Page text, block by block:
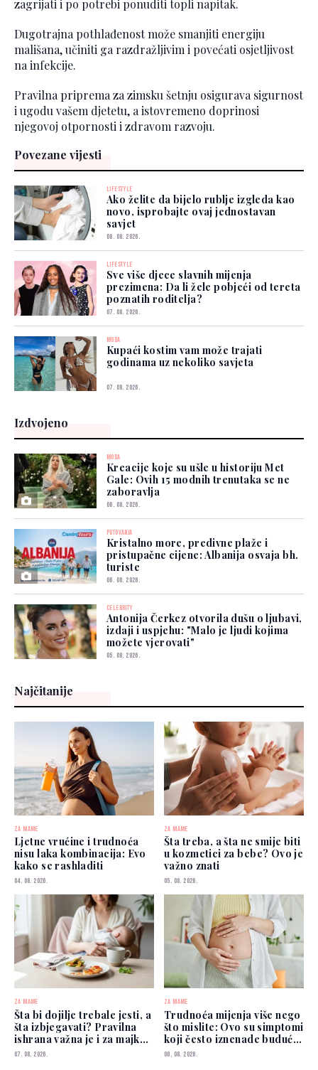
zagrijati i po potrebi ponuditi topli napitak.
Dugotrajna pothlađenost može smanjiti energiju
mališana, učiniti ga razdražljivim i povećati osjetljivost
na infekcije.
Pravilna priprema za zimsku šetnju osigurava sigurnost
i ugodu vašem djetetu, a istovremeno doprinosi
njegovoj otpornosti i zdravom razvoju.
Povezane vijesti
LIFESTYLE
Ako želite da bijelo rublje izgleda kao
novo, isprobajte ovaj jednostavan
savjet
08. 08. 2026.
LIFESTYLE
Sve više djece slavnih mijenja
prezimena: Da li žele pobjeći od tereta
poznatih roditelja?
07. 08. 2026.
MODA
Kupaći kostim vam može trajati
godinama uz nekoliko savjeta
07. 08. 2026.
Izdvojeno
MODA
Kreacije koje su ušle u historiju Met
Gale: Ovih 15 modnih trenutaka se ne
zaboravlja
06. 08. 2026.
PUTOVANJA
Kristalno more, predivne plaže i
pristupačne cijene: Albanija osvaja bh.
turiste
06. 08. 2026.
CELEBRITY
Antonija Čerkez otvorila dušu o ljubavi,
izdaji i uspjehu: "Malo je ljudi kojima
možete vjerovati"
05. 08. 2026.
Najčitanije
ZA MAME
Ljetne vrućine i trudnoća
nisu laka kombinacija: Evo
kako se rashladiti
04. 08. 2026.
ZA MAME
Šta treba, a šta ne smije biti
u kozmetici za bebe? Ovo je
važno znati
05. 08. 2026.
ZA MAME
Šta bi dojilje trebale jesti, a
šta izbjegavati? Pravilna
ishrana važna je i za majku i
za bebu
07. 08. 2026.
ZA MAME
Trudnoća mijenja više nego
što mislite: Ovo su simptomi
koji često iznenade buduće
mame
06. 08. 2026.